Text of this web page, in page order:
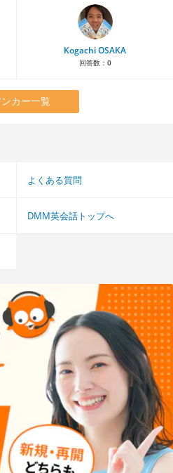
Kogachi OSAKA
回答数： 0
カー一覧
よくある質問
DMM英会話トップへ